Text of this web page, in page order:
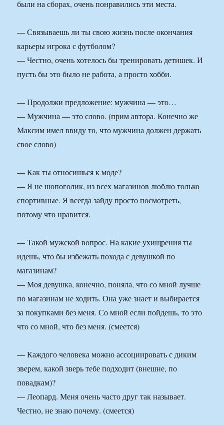
были на сборах, очень понравились эти места.
— Связываешь ли ты свою жизнь после окончания
карьеры игрока с футболом?
— Честно, очень хотелось бы тренировать детишек. И
пусть бы это было не работа, а просто хобби.
— Продолжи предложение: мужчина — это…
— Мужчина — это слово. (прим автора. Конечно же
Максим имел ввиду то, что мужчина должен держать
свое слово)
— Как ты относишься к моде?
— Я не шопоголик, из всех магазинов люблю только
спортивные. Я всегда зайду просто посмотреть,
потому что нравится.
— Такой мужской вопрос. На какие ухищрения ты
идешь, что бы избежать похода с девушкой по
магазинам?
— Моя девушка, конечно, поняла, что со мной лучше
по магазинам не ходить. Она уже знает и выбирается
за покупками без меня. Со мной если пойдешь, то это
что со мной, что без меня. (смеется)
— Каждого человека можно ассоциировать с диким
зверем, какой зверь тебе подходит (внешне, по
повадкам)?
— Леопард. Меня очень часто друг так называет.
Честно, не знаю почему. (смеется)